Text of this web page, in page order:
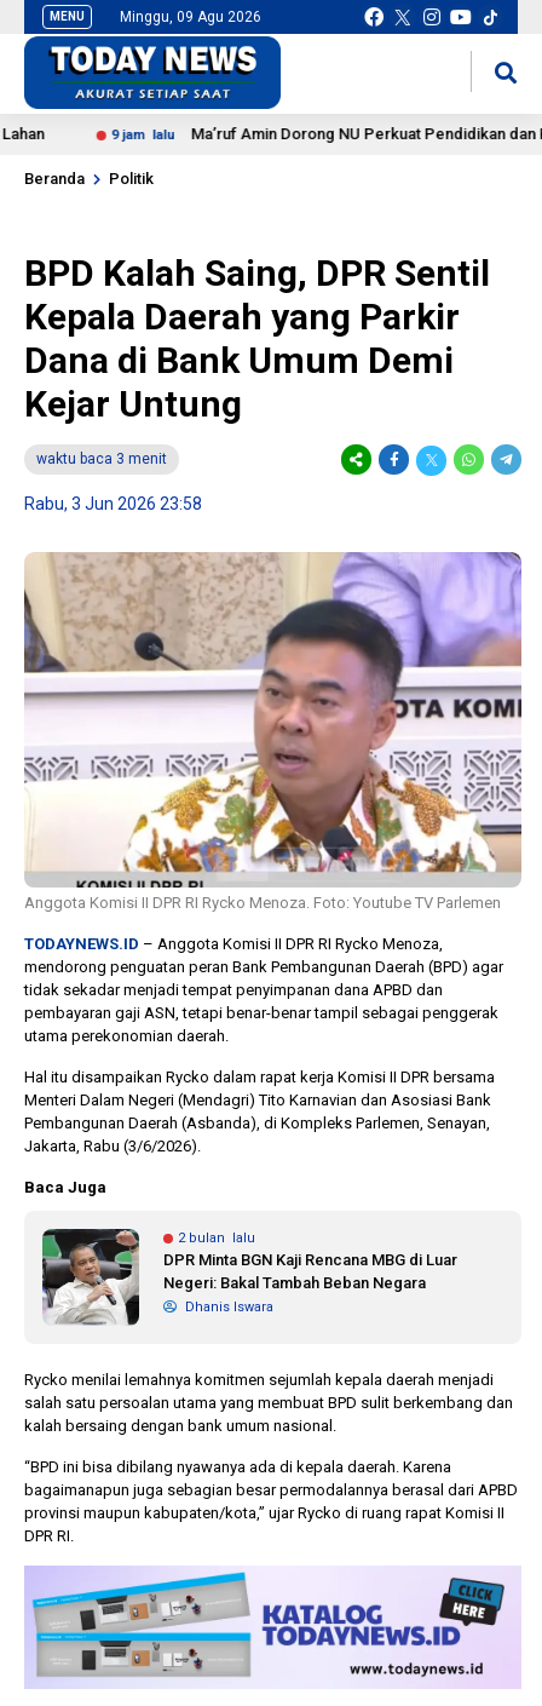
MENU Minggu, 09 Agu 2026
9 jam lalu Ma’ruf Amin Dorong NU Perkuat Pendidikan dan
Beranda Politik
BPD Kalah Saing, DPR Sentil
Kepala Daerah yang Parkir
Dana di Bank Umum Demi
Kejar Untung
waktu baca 3 menit
Rabu, 3 Jun 2026 23:58
Anggota Komisi II DPR RI Rycko Menoza. Foto: Youtube TV Parlemen
TODAYNEWS.ID – Anggota Komisi II DPR RI Rycko Menoza,
mendorong penguatan peran Bank Pembangunan Daerah (BPD) agar
tidak sekadar menjadi tempat penyimpanan dana APBD dan
pembayaran gaji ASN, tetapi benar-benar tampil sebagai penggerak
utama perekonomian daerah.
Hal itu disampaikan Rycko dalam rapat kerja Komisi II DPR bersama
Menteri Dalam Negeri (Mendagri) Tito Karnavian dan Asosiasi Bank
Pembangunan Daerah (Asbanda), di Kompleks Parlemen, Senayan,
Jakarta, Rabu (3/6/2026).
Baca Juga
2 bulan lalu
DPR Minta BGN Kaji Rencana MBG di Luar
Negeri: Bakal Tambah Beban Negara
Dhanis Iswara
Rycko menilai lemahnya komitmen sejumlah kepala daerah menjadi
salah satu persoalan utama yang membuat BPD sulit berkembang dan
kalah bersaing dengan bank umum nasional.
“BPD ini bisa dibilang nyawanya ada di kepala daerah. Karena
bagaimanapun juga sebagian besar permodalannya berasal dari APBD
provinsi maupun kabupaten/kota,” ujar Rycko di ruang rapat Komisi II
DPR RI.
1 tahun lalu
Banyak Gugatan di
Pilkada 2024, Legislator
Ragukan SDM Bawaslu
10 bulan lalu
KPU
Keputusan
Capres-